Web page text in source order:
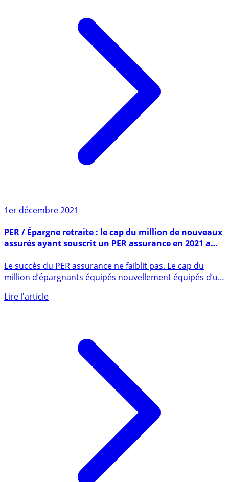
1er décembre 2021
assurés ayant souscrit un PER assurance en 2021 a
été franchi en octobre dernier
million d’épargnants équipés nouvellement équipés d’un